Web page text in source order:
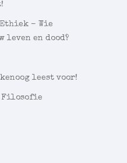
– Wie
leven en dood?
leest voor!
Filosofie